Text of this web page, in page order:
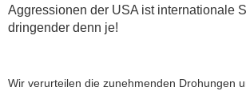
Aggressionen der USA ist internationale
dringender denn je!
Wir verurteilen die zunehmenden Drohungen